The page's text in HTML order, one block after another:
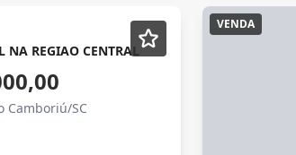
NA REGIAO CENTRAL
Camboriú/SC
VENDA